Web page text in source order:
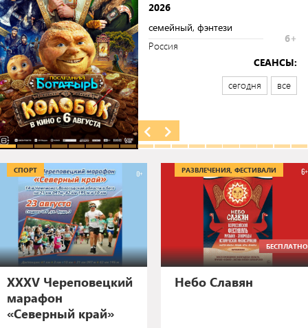
2026
семейный, фэнтези
6+
Россия
СЕАНСЫ:
сегодня
все
СПОРТ
XXXV Череповецкий
марафон
«Северный край»
РАЗВЛЕЧЕНИЯ, ФЕСТИВАЛИ
БЕСПЛАТНО
Небо Славян